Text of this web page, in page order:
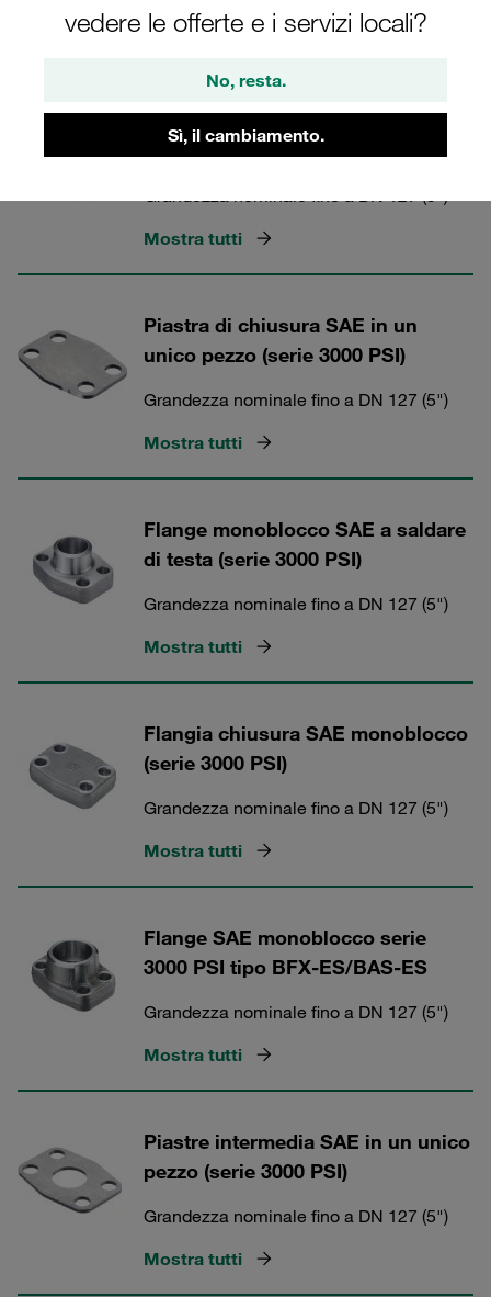
vedere le offerte e i servizi locali?
No, resta.
Sì, il cambiamento.
Flange SAE monoblocco a vite
(serie 3000 PSI)
Grandezza nominale fino a DN 127 (5")
Mostra tutti
Piastra di chiusura SAE in un
unico pezzo (serie 3000 PSI)
Grandezza nominale fino a DN 127 (5")
Mostra tutti
Flange monoblocco SAE a saldare
di testa (serie 3000 PSI)
Grandezza nominale fino a DN 127 (5")
Mostra tutti
Flangia chiusura SAE monoblocco
(serie 3000 PSI)
Grandezza nominale fino a DN 127 (5")
Mostra tutti
Flange SAE monoblocco serie
3000 PSI tipo BFX-ES/BAS-ES
Grandezza nominale fino a DN 127 (5")
Mostra tutti
Piastre intermedia SAE in un unico
pezzo (serie 3000 PSI)
Grandezza nominale fino a DN 127 (5")
Mostra tutti